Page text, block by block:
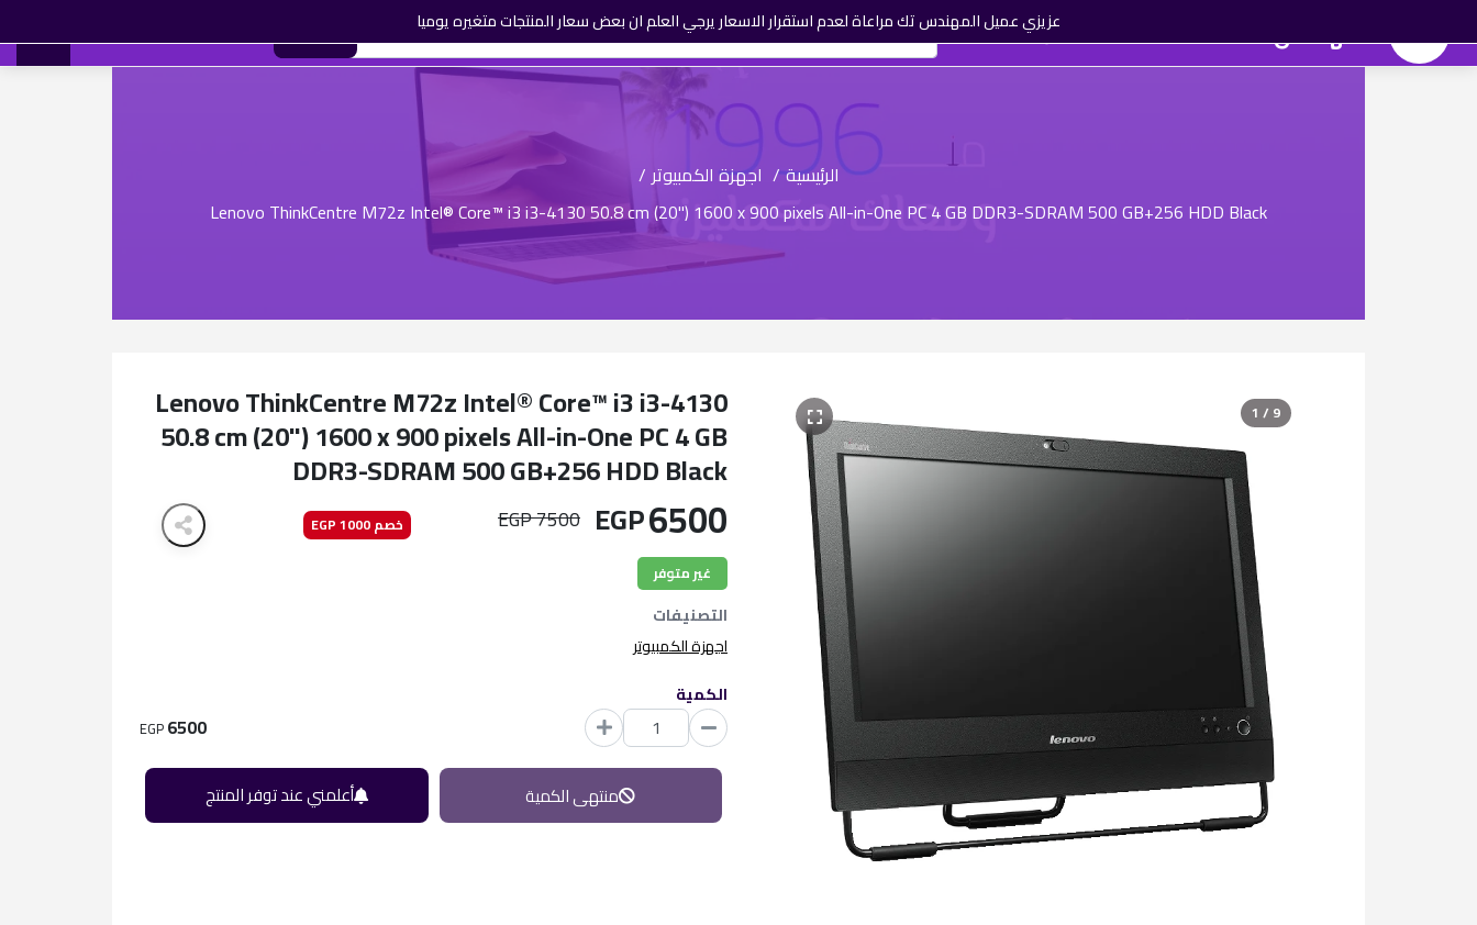
عزيزي عميل المهندس تك مراعاة لعدم استقرار الاسعار يرجي العلم ان بعض سعار المنتجات متغيره يوميا المهندس تك العروض
الرئيسية/ اجهزة الكمبيوتر /
Lenovo ThinkCentre M72z Intel® Core™ i3 i3-4130 50.8 cm (20") 1600 x 900 pixels All-in-One PC 4 GB DDR3-SDRAM 500 GB+256 HDD Black
1 / 9
Lenovo ThinkCentre M72z Intel® Core™ i3 i3-4130
50.8 cm (20") 1600 x 900 pixels All-in-One PC 4 GB
DDR3-SDRAM 500 GB+256 HDD Black
6500
EGP
7500 EGP
خصم 1000 EGP
غير متوفر
التصنيفات
اجهزة الكمبيوتر
الكمية
6500
EGP
منتهى الكمية أعلمني عند توفر المنتج